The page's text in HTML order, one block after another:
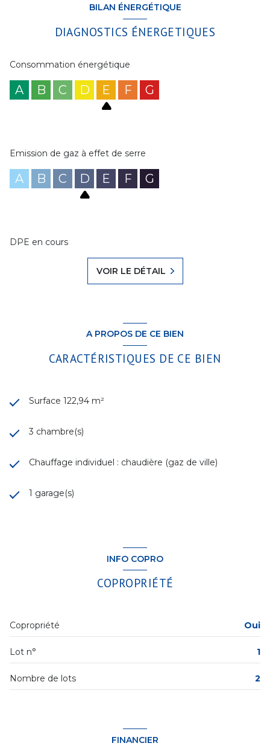
BILAN ÉNERGÉTIQUE
DIAGNOSTICS ÉNERGETIQUES
Consommation énergétique
A B C D E F G
Emission de gaz à effet de serre
A B C D E F G
DPE en cours
VOIR LE DÉTAIL
A PROPOS DE CE BIEN
CARACTÉRISTIQUES DE CE BIEN
Surface 122,94 m²
3 chambre(s)
Chauffage individuel : chaudière (gaz de ville)
1 garage(s)
INFO COPRO
COPROPRIÉTÉ
Copropriété Oui
Lot n° 1
Nombre de lots 2
FINANCIER